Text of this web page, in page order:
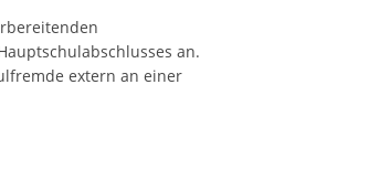
an.
extern an einer